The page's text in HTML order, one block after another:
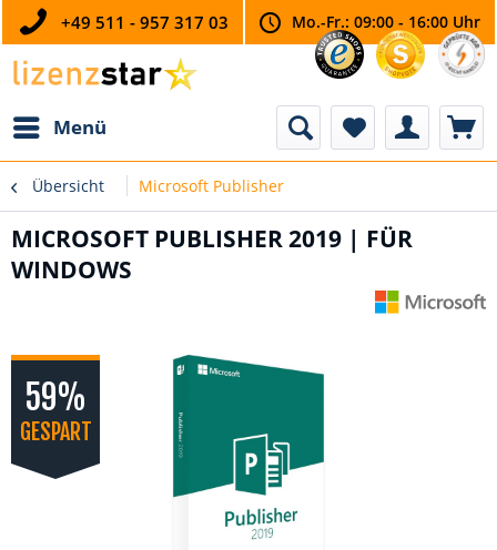
+49 511 - 957 317 03 Mo.-Fr.: 09:00 - 16:00 Uhr
Menü
Übersicht Microsoft Publisher
MICROSOFT PUBLISHER 2019 | FÜR
WINDOWS
59%
GESPART